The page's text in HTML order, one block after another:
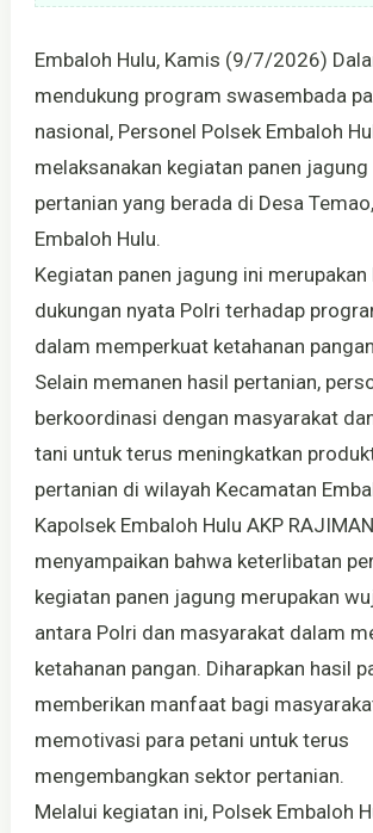
Embaloh Hulu, Kamis (9/7/2026)
mendukung program swasembada
nasional, Personel Polsek Embaloh
melaksanakan kegiatan panen jagung
pertanian yang berada di Desa
Embaloh Hulu.
Kegiatan panen jagung ini merupakan
dukungan nyata Polri terhadap
dalam memperkuat ketahanan
Selain memanen hasil pertanian,
berkoordinasi dengan masyarakat
tani untuk terus meningkatkan
pertanian di wilayah Kecamatan
Kapolsek Embaloh Hulu AKP RAJIMAN
menyampaikan bahwa keterlibatan
kegiatan panen jagung merupakan
antara Polri dan masyarakat dalam
ketahanan pangan. Diharapkan hasil
memberikan manfaat bagi
memotivasi para petani untuk terus
mengembangkan sektor pertanian.
Melalui kegiatan ini, Polsek Embaloh